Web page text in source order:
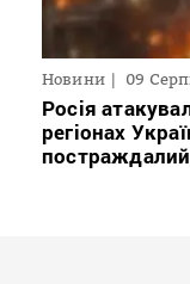
Новини 09
Росія
регіонах
постраждалий